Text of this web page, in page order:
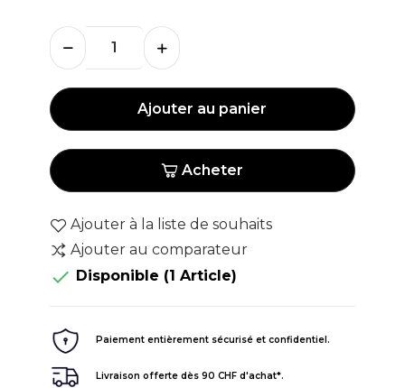
Ajouter au panier
Acheter
Ajouter à la liste de souhaits
Ajouter au comparateur
 Disponible (1 Article)
Paiement entièrement sécurisé et confidentiel.
Livraison offerte dès 90 CHF d'achat*.